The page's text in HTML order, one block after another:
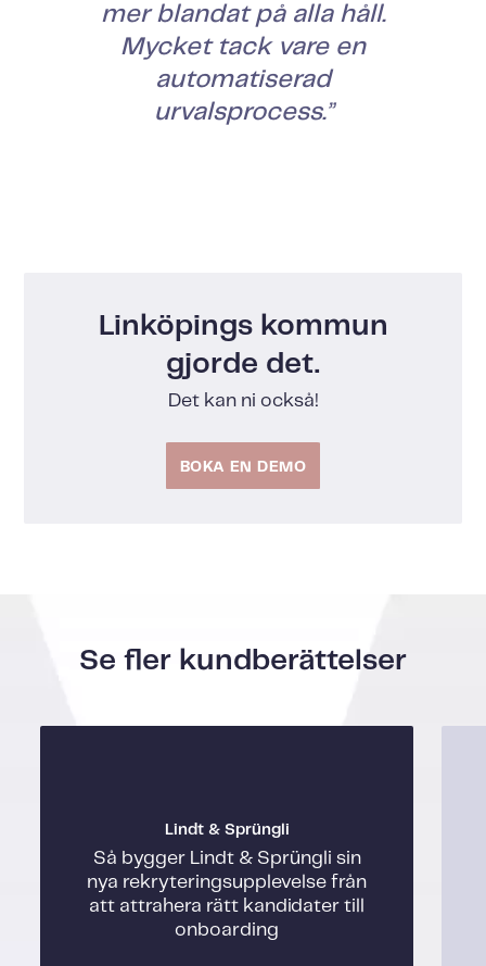
mer blandat på alla håll.
Mycket tack vare en
automatiserad
urvalsprocess.”
Linköpings kommun
gjorde det.
Det kan ni också!
BOKA EN DEMO
Se fler kundberättelser
Lindt & Sprüngli
Så bygger Lindt & Sprüngli sin
nya rekryteringsupplevelse från
att attrahera rätt kandidater till
onboarding